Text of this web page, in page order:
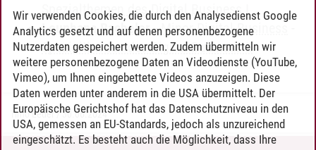
Spezialthemen des Digital Business I
Leuphana Bachelor-Minor Digital Business
Spezialthemen des Digital Business II
Timo Leder/30.06.2024
Wir verwenden Cookies, die durch den Analysedienst Google
Analytics gesetzt und auf denen personenbezogene
Nutzerdaten gespeichert werden. Zudem übermitteln wir
weitere personenbezogene Daten an Videodienste (YouTube,
Vimeo), um Ihnen eingebettete Videos anzuzeigen. Diese
Daten werden unter anderem in die USA übermittelt. Der
Europäische Gerichtshof hat das Datenschutzniveau in den
USA, gemessen an EU-Standards, jedoch als unzureichend
eingeschätzt. Es besteht auch die Möglichkeit, dass Ihre